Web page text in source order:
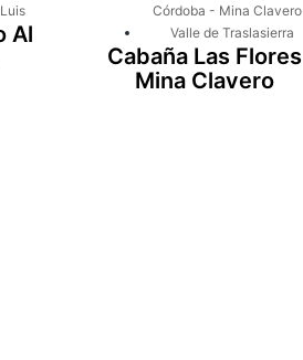
Al
Córdoba - Mina Clavero
Valle de Traslasierra
Cabaña Las Flores
Mina Clavero